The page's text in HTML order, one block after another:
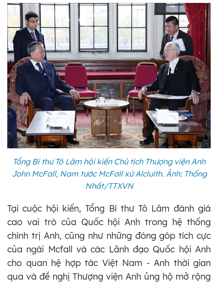
Tổng Bí thư Tô Lâm hội kiến Chủ tịch Thượng viện Anh
John McFall, Nam tước McFall xứ Alcluith. Ảnh: Thống
Nhất/TTXVN
Tại cuộc hội kiến, Tổng Bí thư Tô Lâm đánh giá
cao vai trò của Quốc hội Anh trong hệ thống
chính trị Anh, cũng như những đóng góp tích cực
của ngài Mcfall và các Lãnh đạo Quốc hội Anh
cho quan hệ hợp tác Việt Nam - Anh thời gian
qua và đề nghị Thượng viện Anh ủng hộ mở rộng